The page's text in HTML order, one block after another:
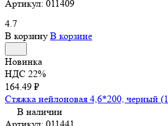
Артикул: 011409
4.7
В корзину В корзине
Новинка
НДС 22%
164.49 ₽
Стяжка нейлоновая 4,6*200, черный
В наличии